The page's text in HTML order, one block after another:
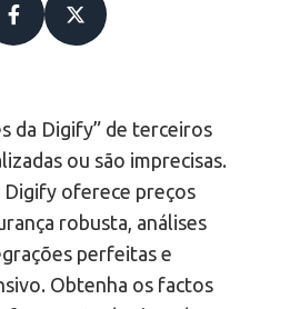
da Digify” de terceiros
ou são imprecisas.
Digify oferece preços
robusta, análises
perfeitas e
Obtenha os factos